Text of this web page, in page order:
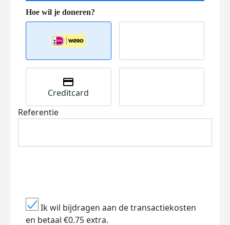
Creditcard
Referentie
Ik wil bijdragen aan de transactiekosten
en betaal €0.75 extra.